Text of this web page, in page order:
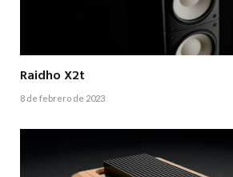
Raidho X2t
8 de febrero de 2023